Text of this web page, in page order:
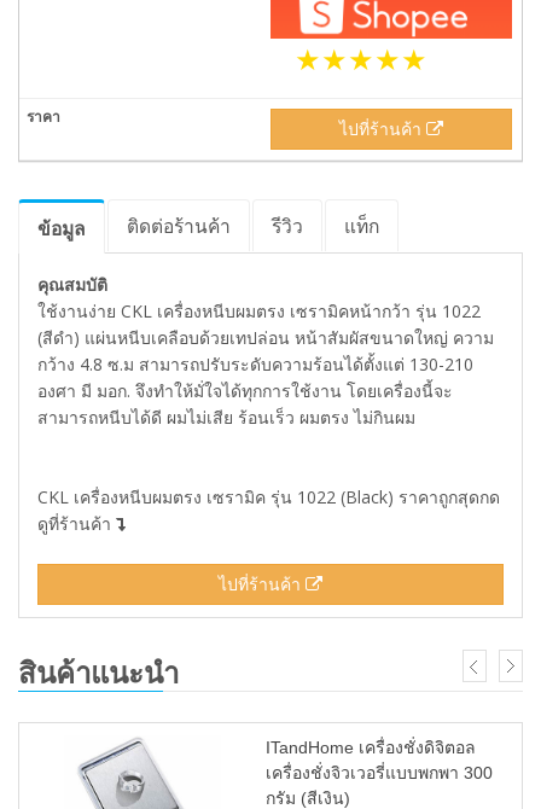
ไปที่ร้านค้า
ข้อมูล ติดต่อร้านค้า รีวิว แท็ก
คุณสมบัติ
ใช้งานง่าย CKL เครื่องหนีบผมตรง เซรามิคหน้ากว้า รุ่น 1022
(สีดำ) แผ่นหนีบเคลือบด้วยเทปล่อน หน้าสัมผัสขนาดใหญ่ ความ
กว้าง 4.8 ซ.ม สามารถปรับระดับความร้อนได้ตั้งแต่ 130-210
องศา มี มอก. จึงทำให้มั่ใจได้ทุกการใช้งาน โดยเครื่องนี้จะ
สามารถหนีบได้ดี ผมไม่เสีย ร้อนเร็ว ผมตรง ไม่กินผม
CKL เครื่องหนีบผมตรง เซรามิค รุ่น 1022 (Black) ราคาถูกสุดกด
ดูที่ร้านค้า
ไปที่ร้านค้า
สินค้าแนะนำ
ITandHome เครื่องชั่งดิจิตอล
เครื่องชั่งจิวเวอรี่แบบพกพา 300
กรัม (สีเงิน)